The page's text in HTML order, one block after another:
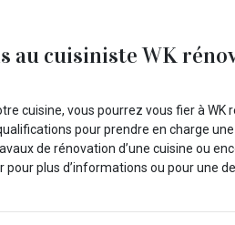
au cuisiniste WK
cuisine, vous pourrez vous fier à WK
pour prendre en charge
de rénovation d’une cuisine ou
plus d’informations ou pour une